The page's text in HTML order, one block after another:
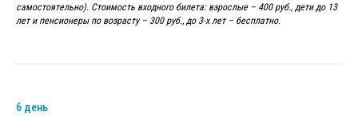
самостоятельно). Стоимость входного билета: взрослые – 400 руб., дети до 13
лет и пенсионеры по возрасту – 300 руб., до 3-х лет – бесплатно.
6 день